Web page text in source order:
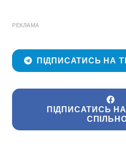
РЕКЛАМА
ПІДПИСАТИСЬ НА
ПІДПИСАТИСЬ НА